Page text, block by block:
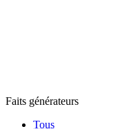
Faits générateurs
Tous